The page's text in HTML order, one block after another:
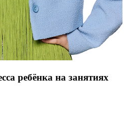
ребёнка на занятиях